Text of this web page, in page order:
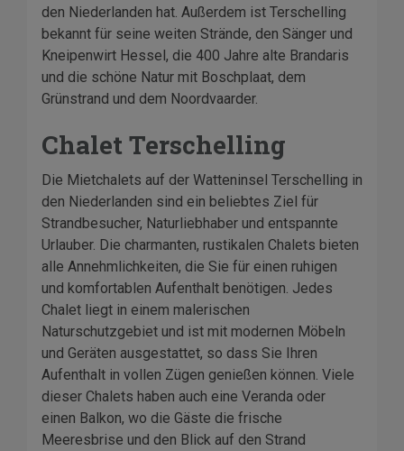
den Niederlanden hat. Außerdem ist Terschelling
bekannt für seine weiten Strände, den Sänger und
Kneipenwirt Hessel, die 400 Jahre alte Brandaris
und die schöne Natur mit Boschplaat, dem
Grünstrand und dem Noordvaarder.
Chalet Terschelling
Die Mietchalets auf der Watteninsel Terschelling in
den Niederlanden sind ein beliebtes Ziel für
Strandbesucher, Naturliebhaber und entspannte
Urlauber. Die charmanten, rustikalen Chalets bieten
alle Annehmlichkeiten, die Sie für einen ruhigen
und komfortablen Aufenthalt benötigen. Jedes
Chalet liegt in einem malerischen
Naturschutzgebiet und ist mit modernen Möbeln
und Geräten ausgestattet, so dass Sie Ihren
Aufenthalt in vollen Zügen genießen können. Viele
dieser Chalets haben auch eine Veranda oder
einen Balkon, wo die Gäste die frische
Meeresbrise und den Blick auf den Strand